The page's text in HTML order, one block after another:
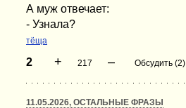
А муж отвечает:
- Узнала?
тёща
2 + 217 – Обсудить (2)
11.05.2026, ОСТАЛЬНЫЕ ФРАЗЫ